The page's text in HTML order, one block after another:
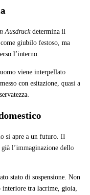
Ausdruckdetermina il
giubilo festoso, ma
l’interno.
viene interpellato
con esitazione, quasi a
si apre a un futuro. Il
l’immaginazione dello
stato di sospensione. Non
interiore tra lacrime, gioia,